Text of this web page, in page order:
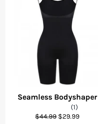
Seamless Bodyshaper
(1)
Prix
$44.99 Prix
$29.99